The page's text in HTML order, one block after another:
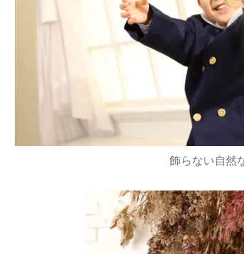
飾らない自然